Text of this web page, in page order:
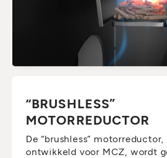
“BRUSHLESS”
MOTORREDUCTOR
De “brushless”
ontwikkeld voor MCZ, wordt